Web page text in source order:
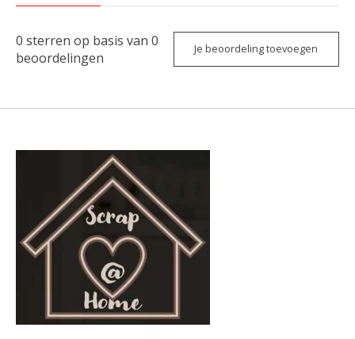
0 sterren op basis van 0
beoordelingen
Je beoordeling toevoegen